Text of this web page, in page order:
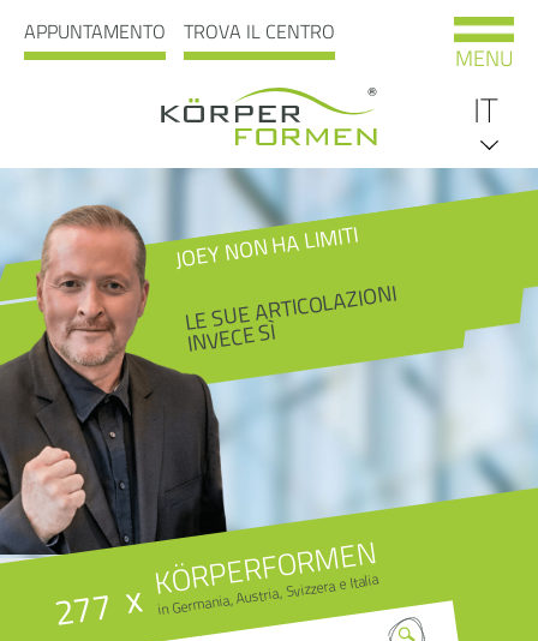
APPUNTAMENTO TROVA IL CENTRO
DE
IT
MENU
JOEY NON HA LIMITI
LE SUE ARTICOLAZIONI
INVECE SÌ
277 xKÖRPERFORMEN
in Germania, Austria, Svizzera e Italia